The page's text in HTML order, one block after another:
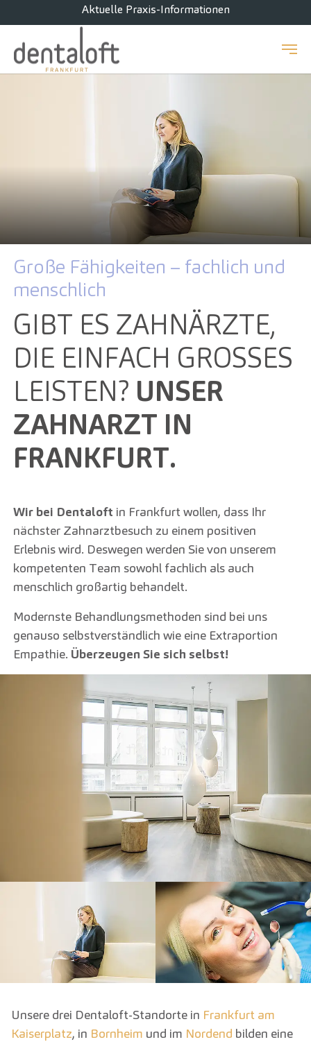
Zum Hauptinhalt springen
Aktuelle Praxis-Informationen
Große Fähigkeiten – fachlich und
menschlich
GIBT ES ZAHNÄRZTE,
DIE EINFACH GROSSES L
EISTEN? UNSER
ZAHNARZT IN
FRANKFURT.
Wir bei Dentaloft in Frankfurt wollen, dass Ihr
nächster Zahnarztbesuch zu einem positiven
Erlebnis wird. Deswegen werden Sie von unserem
kompetenten Team sowohl fachlich als auch
menschlich großartig behandelt.
Modernste Behandlungsmethoden sind bei uns
genauso selbstverständlich wie eine Extraportion
Empathie. Überzeugen Sie sich selbst!
Unsere drei Dentaloft-Standorte in Frankfurt am
Kaiserplatz, in Bornheim und im Nordend bilden eine